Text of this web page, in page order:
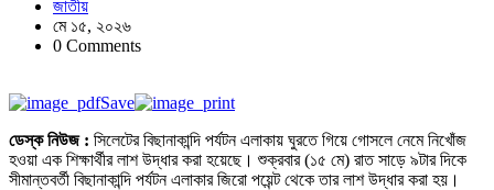
জাতীয়
মে ১৫, ২০২৬
0 Comments
Save
ডেস্ক নিউজ : সিলেটের বিছানাকান্দি পর্যটন এলাকায় ঘুরতে গিয়ে গোসলে নেমে নিখোঁজ
হওয়া এক শিক্ষার্থীর লাশ উদ্ধার করা হয়েছে। শুক্রবার (১৫ মে) রাত সাড়ে ৯টার দিকে
সীমান্তবর্তী বিছানাকান্দি পর্যটন এলাকার জিরো পয়েন্ট থেকে তার লাশ উদ্ধার করা হয়।